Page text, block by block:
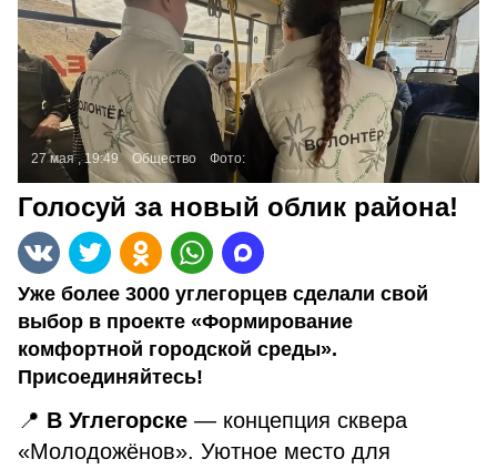
27 мая , 19:49 Общество Фото:
Голосуй за новый облик района!
Уже более 3000 углегорцев сделали свой
выбор в проекте «Формирование
комфортной городской среды».
Присоединяйтесь!
📍 В Углегорске — концепция сквера
«Молодожёнов». Уютное место для